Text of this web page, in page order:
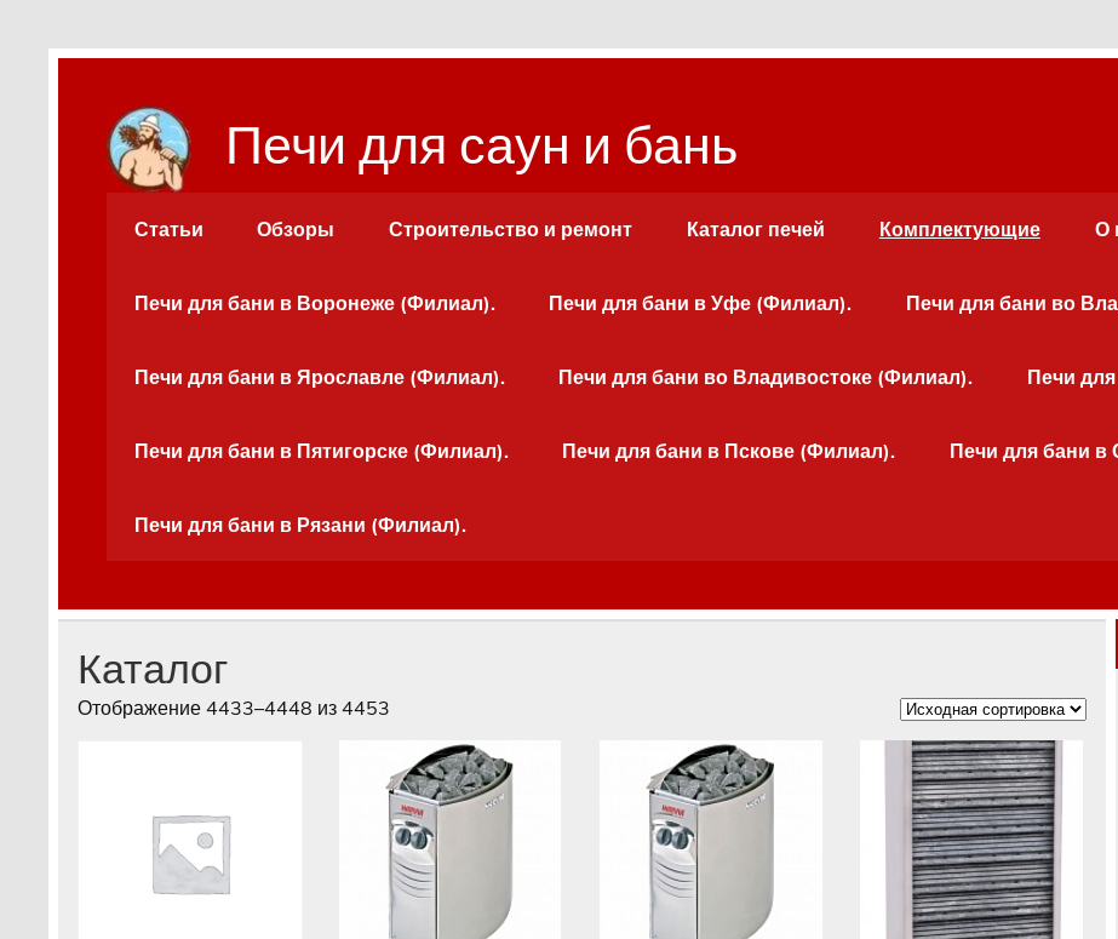
содержимому
Печи для саун и бань
Статьи Обзоры Строительство и ремонт Каталог печей Комплектующие О
Печи для бани в Воронеже (Филиал). Печи для бани в Уфе (Филиал). Печи для бани во
Печи для бани в Ярославле (Филиал). Печи для бани во Владивостоке (Филиал). Печи
Печи для бани в Пятигорске (Филиал). Печи для бани в Пскове (Филиал). Печи для бани
Печи для бани в Рязани (Филиал).
Каталог
Отображение 4433–4448 из 4453